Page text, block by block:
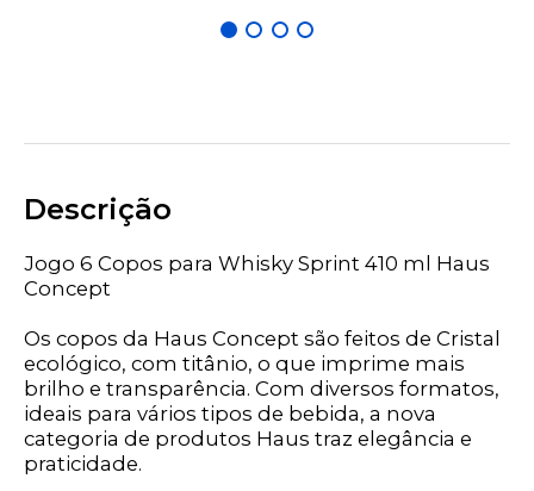
Descrição
Jogo 6 Copos para Whisky Sprint 410 ml Haus
Concept
Os copos da Haus Concept são feitos de Cristal
ecológico, com titânio, o que imprime mais
brilho e transparência. Com diversos formatos,
ideais para vários tipos de bebida, a nova
categoria de produtos Haus traz elegância e
praticidade.